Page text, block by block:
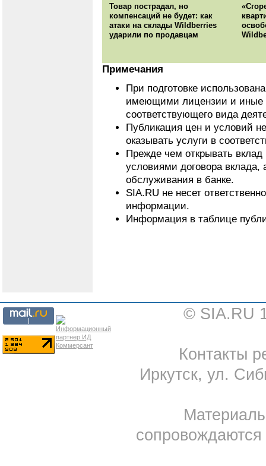
Товар пострадал, но
компенсаций не будет: как
атаки на склады Wildberries
ударили по продавцам
Примечания
При подготовке
имеющими лицензии и иные
соответствующего вида
Публикация цен и условий
оказывать услуги в
Прежде чем открывать вклад
условиями договора вклада,
обслуживания в банке.
SIA.RU не несет
информации.
Информация в таблице
© SIA.RU
Контакты
Иркутск, ул.